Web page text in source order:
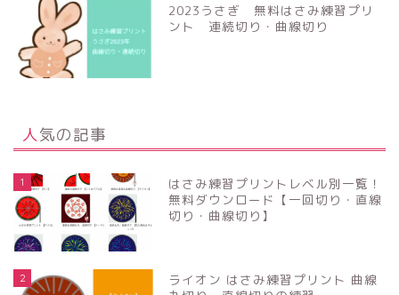
2023うさぎ 無料はさみ練習プリ
ント 連続切り・曲線切り
人気の記事
1
はさみ練習プリントレベル別一覧！
無料ダウンロード【一回切り・直線
切り・曲線切り】
2
ライオン はさみ練習プリント 曲線